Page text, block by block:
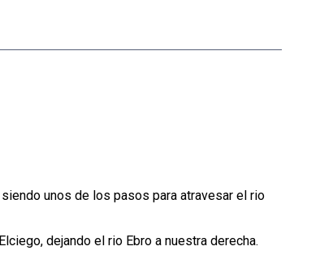
unos de los pasos para atravesar el rio
dejando el rio Ebro a nuestra derecha.